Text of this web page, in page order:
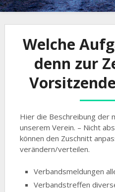
Welche
denn zur
Hier die Beschreibung der
unserem Verein. – Nicht
können den Zuschnitt
verändern/verteilen.
Verbandsmeldungen
Verbandstreffen